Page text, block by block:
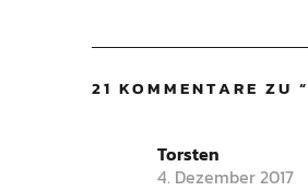
21 KOMMENTARE ZU “
Torsten
4. Dezember 2017